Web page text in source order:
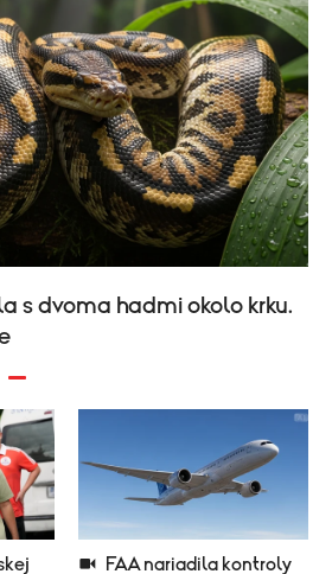
s dvoma hadmi okolo krku.